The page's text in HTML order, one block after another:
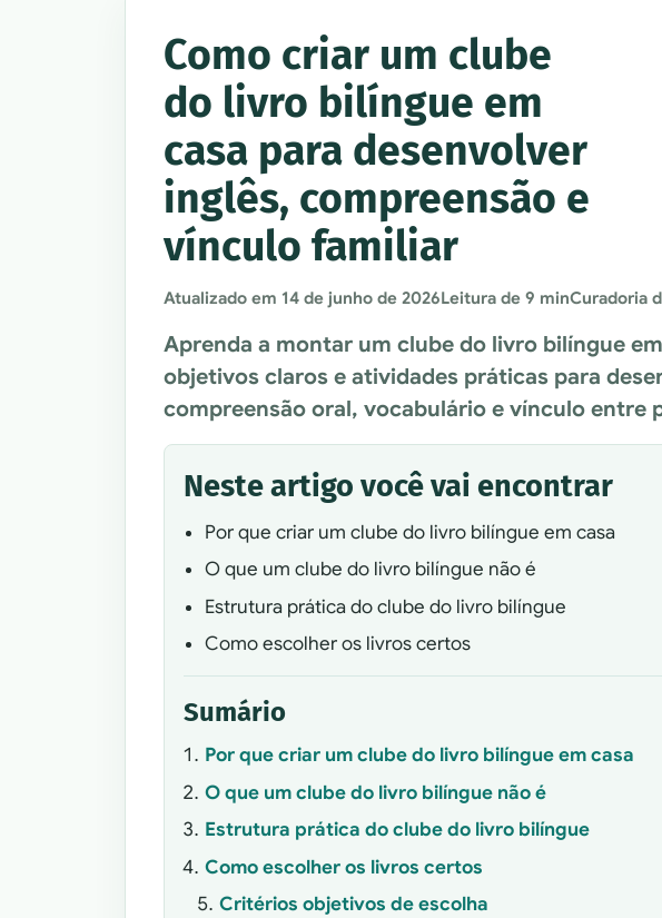
Como criar um clube
do livro bilíngue em
casa para desenvolver
inglês, compreensão e
vínculo familiar
Atualizado em 14 de junho de 2026Leitura de 9 minCuradoria
Aprenda a montar um clube do livro bilíngue
objetivos claros e atividades práticas para
compreensão oral, vocabulário e vínculo entre
Neste artigo você vai encontrar
Por que criar um clube do livro bilíngue em casa
O que um clube do livro bilíngue não é
Estrutura prática do clube do livro bilíngue
Como escolher os livros certos
Sumário
Por que criar um clube do livro bilíngue em casa
O que um clube do livro bilíngue não é
Estrutura prática do clube do livro bilíngue
Como escolher os livros certos
Critérios objetivos de escolha